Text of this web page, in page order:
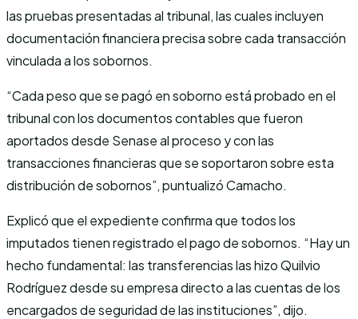
las pruebas presentadas al tribunal, las cuales incluyen
documentación financiera precisa sobre cada transacción
vinculada a los sobornos.
“Cada peso que se pagó en soborno está probado en el
tribunal con los documentos contables que fueron
aportados desde Senase al proceso y con las
transacciones financieras que se soportaron sobre esta
distribución de sobornos”, puntualizó Camacho.
Explicó que el expediente confirma que todos los
imputados tienen registrado el pago de sobornos. “Hay un
hecho fundamental: las transferencias las hizo Quilvio
Rodríguez desde su empresa directo a las cuentas de los
encargados de seguridad de las instituciones”, dijo.